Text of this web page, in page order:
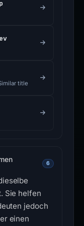
title
6
Sie helfen
jedoch
einen